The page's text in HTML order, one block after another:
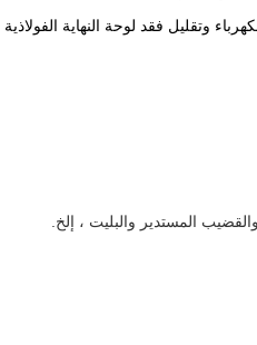
المستدير والبليت ، إلخ.